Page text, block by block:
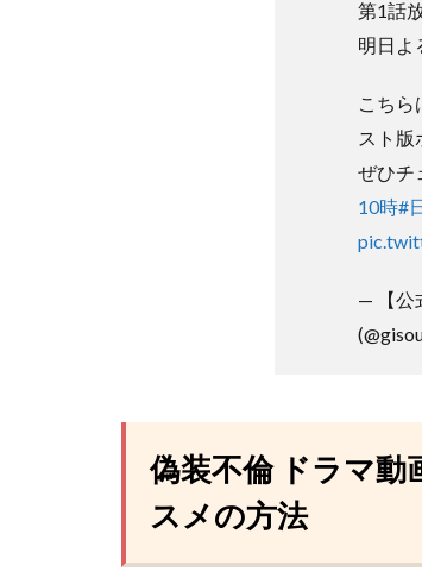
第1話
明日よ
こちら
スト版
ぜひチ
10時#
— 【公
偽装不倫 ドラマ動
スメの方法